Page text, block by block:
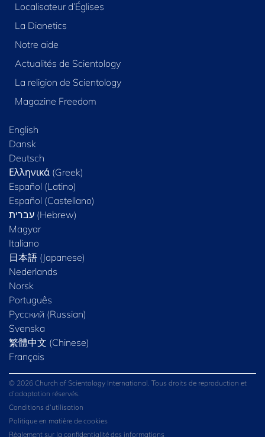
Localisateur d’Églises
La Dianetics
Notre aide
Actualités de Scientology
La religion de Scientology
Magazine Freedom
English
Dansk
Deutsch
Ελληνικά (Greek)
Español (Latino)
Español (Castellano)
Magyar
Italiano
日本語 (Japanese)
Nederlands
Norsk
Português
Русский (Russian)
Svenska
繁體中文 (Chinese)
Français
© 2026 Church of Scientology International. Tous droits de reproduction et
d’adaptation réservés.
Conditions d’utilisation
Politique en matière de cookies
Règlement sur la confidentialité des informations